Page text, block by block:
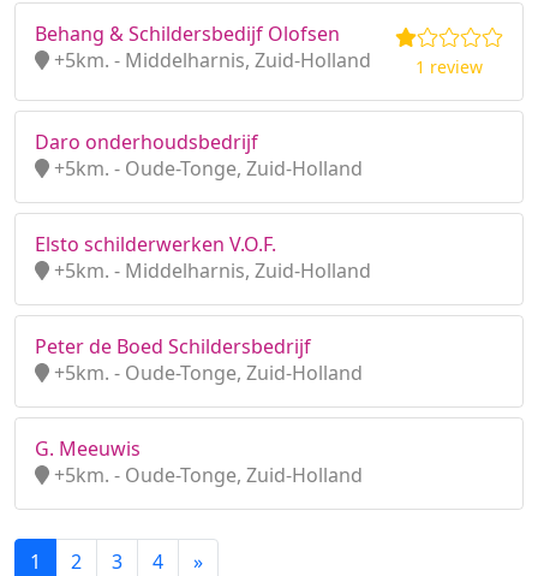
Behang & Schildersbedijf Olofsen
+5km. - Middelharnis, Zuid-Holland
1 review
Daro onderhoudsbedrijf
+5km. - Oude-Tonge, Zuid-Holland
Elsto schilderwerken V.O.F.
+5km. - Middelharnis, Zuid-Holland
Peter de Boed Schildersbedrijf
+5km. - Oude-Tonge, Zuid-Holland
G. Meeuwis
+5km. - Oude-Tonge, Zuid-Holland
1 2 3 4 »